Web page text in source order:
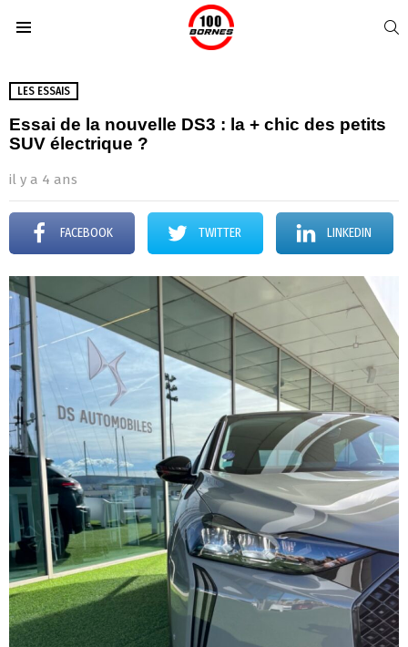
LES ESSAIS
Essai de la nouvelle DS3 : la + chic des petits
SUV électrique ?
il y a 4 ans
FACEBOOK TWITTER LINKEDIN